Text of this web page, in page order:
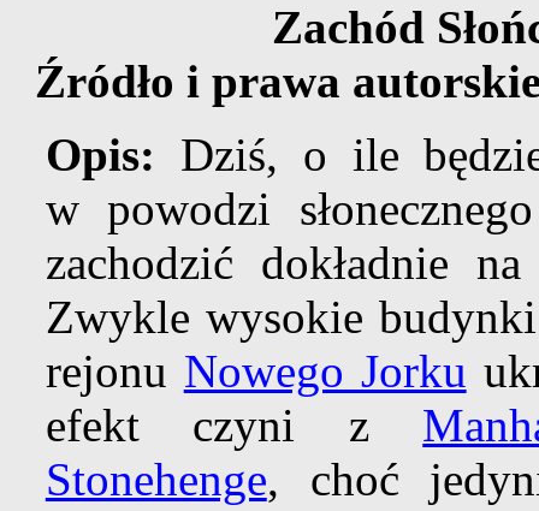
Zachód
Źródło i prawa
Opis: Dziś, o ile
w powodzi
zachodzić dokładnie
Zwykle wysokie
rejonu Nowego Jorku
efekt czyni z
Stonehenge, choć